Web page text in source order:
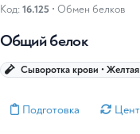
Код:16.125 • Обмен белков
Общий белок
Сыворотка крови •
Подготовка